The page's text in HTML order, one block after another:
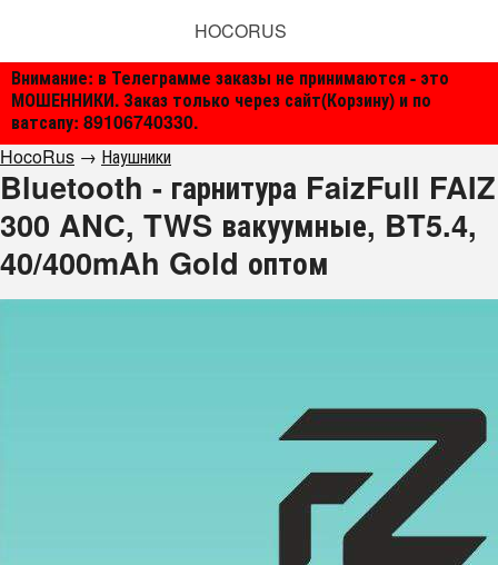
Внимание: в Телеграмме заказы не принимаются - это
МОШЕННИКИ. Заказ только через сайт(Корзину) и по
ватсапу: 89106740330.
HOCORUS
HocoRus → Наушники
Bluetooth - гарнитура FaizFull FAIZ
300 ANC, TWS вакуумные, BT5.4,
40/400mAh Gold оптом